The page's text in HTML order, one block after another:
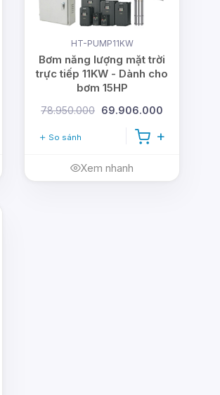
HT-PUMP11KW
Bơm năng lượng mặt trời
trực tiếp 11KW - Dành cho
bơm 15HP
78.950.000 69.906.000
So sánh
Xem nhanh